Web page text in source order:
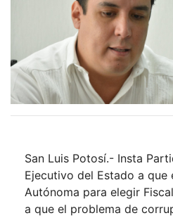
San Luis Potosí.- Insta
Ejecutivo del Estado a que
Autónoma para elegir
a que el problema de